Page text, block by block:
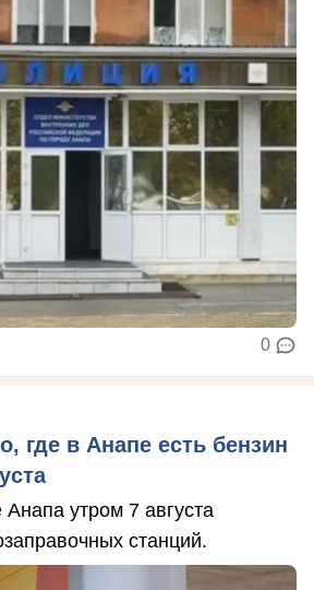
0
где в Анапе есть бензин
Анапа утром 7 августа
станций.